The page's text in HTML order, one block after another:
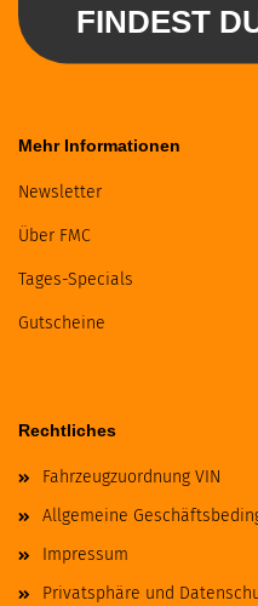
FINDEST
Mehr Informationen
Newsletter
Über FMC
Tages-Specials
Gutscheine
Rechtliches
Fahrzeugzuordnung VIN
Allgemeine
Impressum
Privatsphäre und